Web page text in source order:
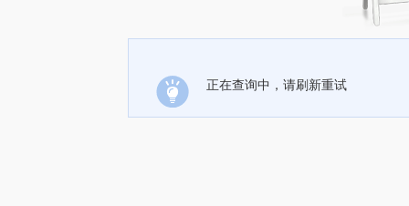
正在查询中，请刷新重试